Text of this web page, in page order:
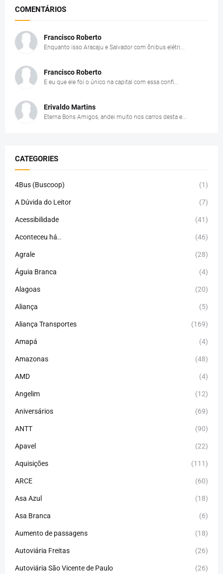
COMENTÁRIOS
Francisco Roberto
Enquanto isso Aracaju e Salvador com ônibus elétri...
Francisco Roberto
E eu que ele foi o único na capital com essa confi...
Erivaldo Martins
Eterna Bons Amigos, andei muito nos carros desta e...
CATEGORIES
4Bus (Buscoop) (1)
A Dúvida do Leitor (7)
Acessibilidade (41)
Aconteceu há.. (46)
Agrale (28)
Águia Branca (4)
Alagoas (20)
Aliança (5)
Aliança Transportes (169)
Amapá (4)
Amazonas (48)
AMD (4)
Angelim (12)
Aniversários (69)
ANTT (90)
Apavel (22)
Aquisições (111)
ARCE (60)
Asa Azul (18)
Asa Branca (6)
Aumento de passagens (18)
Autoviária Freitas (26)
Autoviária São Vicente de Paulo (26)